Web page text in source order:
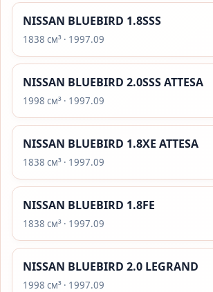
NISSAN BLUEBIRD 1.8SSS
1838 см³ · 1997.09
NISSAN BLUEBIRD 2.0SSS ATTESA
1998 см³ · 1997.09
NISSAN BLUEBIRD 1.8XE ATTESA
1838 см³ · 1997.09
NISSAN BLUEBIRD 1.8FE
1838 см³ · 1997.09
NISSAN BLUEBIRD 2.0 LEGRAND
1998 см³ · 1997.09